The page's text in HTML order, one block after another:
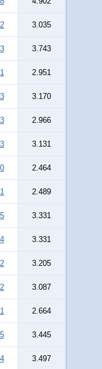
2 3.035
3 3.743
1 2.951
3 3.170
3 2.966
3 3.131
0 2.464
1 2.489
5 3.331
4 3.331
2 3.205
2 3.087
1 2.664
5 3.445
4 3.497